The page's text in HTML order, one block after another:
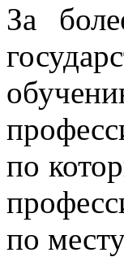
За
по
по